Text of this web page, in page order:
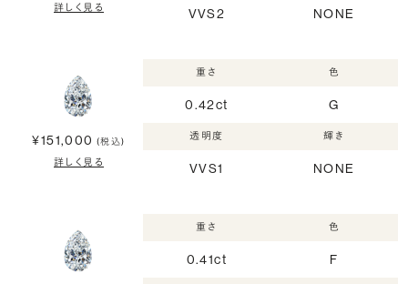
詳しく見る VVS2 NONE
¥151,000 (税込)
詳しく見る
重さ
0.42ct
色
G
透明度
VVS1
輝き
NONE
重さ
0.41ct
色
F